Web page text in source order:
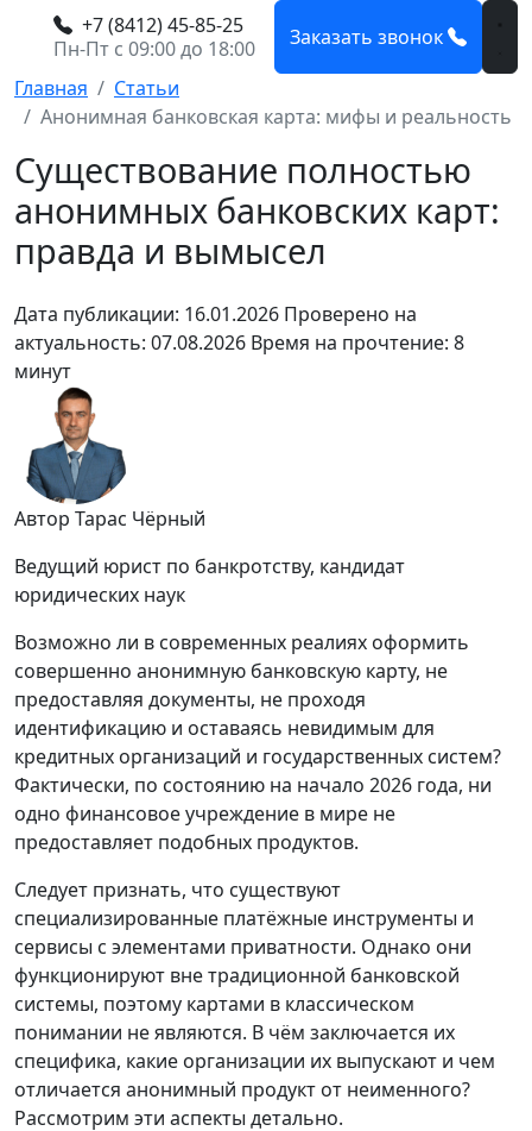
+7 (8412) 45-85-25
Пн-Пт с 09:00 до 18:00
Заказать звонок
Главная
Статьи
Анонимная банковская карта: мифы и реальность
Существование полностью
анонимных банковских карт:
правда и вымысел
Дата публикации: 16.01.2026 Проверено на
актуальность: 07.08.2026 Время на прочтение: 8
минут
Автор Тарас Чёрный
Ведущий юрист по банкротству, кандидат
юридических наук
Возможно ли в современных реалиях оформить
совершенно анонимную банковскую карту, не
предоставляя документы, не проходя
идентификацию и оставаясь невидимым для
кредитных организаций и государственных систем?
Фактически, по состоянию на начало 2026 года, ни
одно финансовое учреждение в мире не
предоставляет подобных продуктов.
Следует признать, что существуют
специализированные платёжные инструменты и
сервисы с элементами приватности. Однако они
функционируют вне традиционной банковской
системы, поэтому картами в классическом
понимании не являются. В чём заключается их
специфика, какие организации их выпускают и чем
отличается анонимный продукт от неименного?
Рассмотрим эти аспекты детально.